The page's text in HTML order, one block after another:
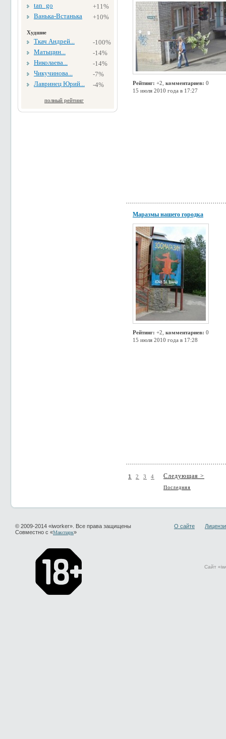
tan_go
+11%
Ванька-Встанька
+10%
Худшие
Ткач Андрей...
-100%
Матыцин...
-14%
Николаева...
-14%
Чикучинова...
-7%
Лавринец Юрий...
-4%
полный рейтинг
Рейтинг: +2, комментариев: 0
15 июля 2010 года в 17:27
Маразмы нашего городка
Рейтинг: +2, комментариев: 0
15 июля 2010 года в 17:28
1 2 3 4 Следующая >
Последняя
© 2009-2014 «iworker». Все права защищены
Совместно с «Макспарк»
О сайте
Сайт